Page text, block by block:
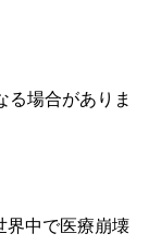
場合がありま
界中で医療崩壊